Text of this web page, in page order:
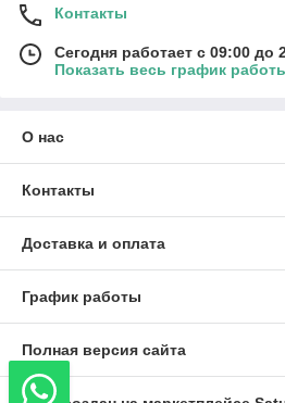
Контакты
Сегодня работает с 09:00 до
Показать весь график
О нас
Контакты
Доставка и оплата
График работы
Полная версия сайта